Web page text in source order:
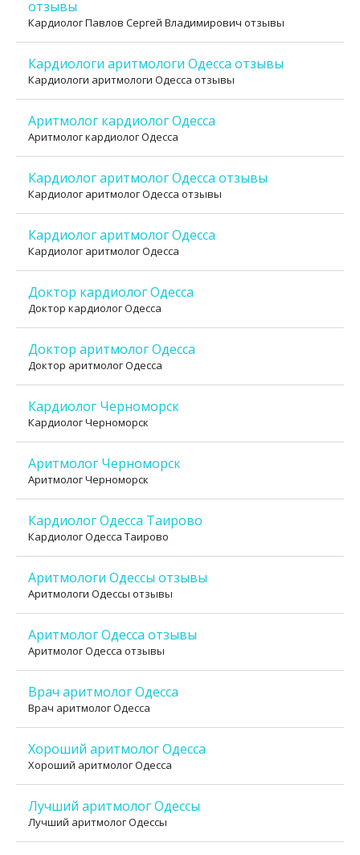
отзывы
Кардиолог Павлов Сергей Владимирович отзывы
Кардиологи аритмологи Одесса отзывы
Кардиологи аритмологи Одесса отзывы
Аритмолог кардиолог Одесса
Аритмолог кардиолог Одесса
Кардиолог аритмолог Одесса отзывы
Кардиолог аритмолог Одесса отзывы
Кардиолог аритмолог Одесса
Кардиолог аритмолог Одесса
Доктор кардиолог Одесса
Доктор кардиолог Одесса
Доктор аритмолог Одесса
Доктор аритмолог Одесса
Кардиолог Черноморск
Кардиолог Черноморск
Аритмолог Черноморск
Аритмолог Черноморск
Кардиолог Одесса Таирово
Кардиолог Одесса Таирово
Аритмологи Одессы отзывы
Аритмологи Одессы отзывы
Аритмолог Одесса отзывы
Аритмолог Одесса отзывы
Врач аритмолог Одесса
Врач аритмолог Одесса
Хороший аритмолог Одесса
Хороший аритмолог Одесса
Лучший аритмолог Одессы
Лучший аритмолог Одессы